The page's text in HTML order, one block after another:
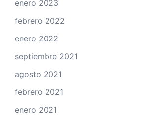
enero 2023
febrero 2022
enero 2022
septiembre 2021
agosto 2021
febrero 2021
enero 2021